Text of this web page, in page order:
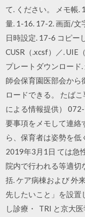
て. ください。 メモ帳.
量. 1-16. 17-2. 画面/文
日時設定. 17-6 コピー
CUSR（.xcsf）／. UIE
プレートダウンロード
師会保育園医部会から
ロードできる。 たば
による情報提供）
要事項をメモして連
ら、保育者は姿勢を低
2019年3月1日 ては急
院内で行われる等適切
括. ケア病棟および 外
先したいこと」を設置
し診療・ TRI と京大